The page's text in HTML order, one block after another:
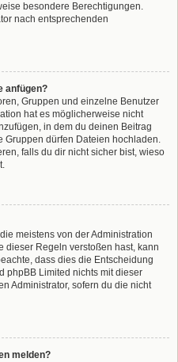
besondere Berechtigungen.
nach entsprechenden
anfügen?
Gruppen und einzelne Benutzer
hat es möglicherweise nicht
in dem du deinen Beitrag
Gruppen dürfen Dateien hochladen.
falls du dir nicht sicher bist, wieso
meistens von der Administration
dieser Regeln verstoßen hast, kann
dass dies die Entscheidung
phpBB Limited nichts mit dieser
Administrator, sofern du die nicht
melden?